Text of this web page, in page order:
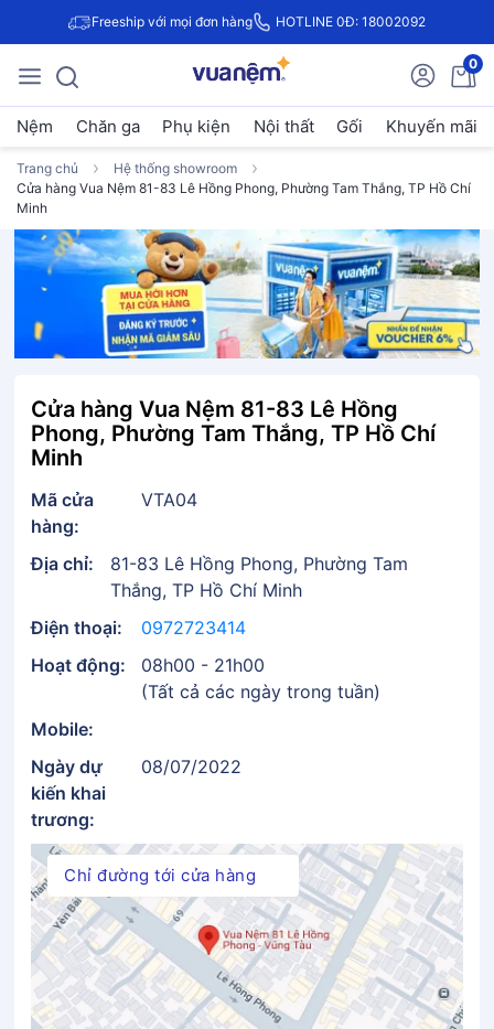
Freeship với mọi đơn hàng HOTLINE 0Đ: 18002092
0
Nệm Chăn ga Phụ kiện Nội thất Gối Khuyến mãi
Trang chủ
Hệ thống showroom
Cửa hàng Vua Nệm 81-83 Lê Hồng Phong, Phường Tam Thắng, TP Hồ Chí
Minh
Cửa hàng Vua Nệm 81-83 Lê Hồng
Phong, Phường Tam Thắng, TP Hồ Chí
Minh
Mã cửa
hàng:
VTA04
Địa chỉ:
81-83 Lê Hồng Phong, Phường Tam
Thắng, TP Hồ Chí Minh
Điện thoại:
0972723414
Hoạt động:
08h00 - 21h00
(Tất cả các ngày trong tuần)
Mobile:
Ngày dự
kiến khai
trương:
08/07/2022
Chỉ đường tới cửa hàng